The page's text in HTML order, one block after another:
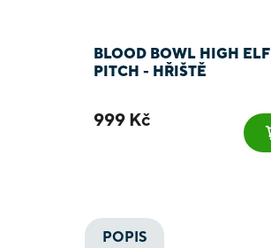
BLOOD BOWL HIGH ELF
PITCH - HŘIŠTĚ
999 Kč
POPIS